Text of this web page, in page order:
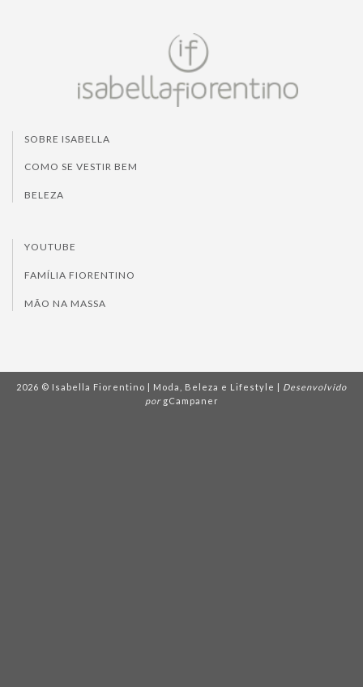
SOBRE ISABELLA
COMO SE VESTIR BEM
BELEZA
YOUTUBE
FAMÍLIA FIORENTINO
MÃO NA MASSA
2026 © Isabella Fiorentino | Moda, Beleza e Lifestyle | Desenvolvido
por gCampaner